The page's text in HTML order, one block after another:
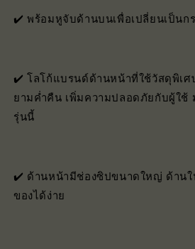
✔️ พร้อมหูจับด้านบนเพื่อเปลี่ยนเป็นก
✔️ โลโก้แบรนด์ด้านหน้าที่ใช้วัสดุพิเศ
ยามค่ำคืน เพิ่มความปลอดภัยกับผู้ใช้
รุ่นนี้
✔️ ด้านหน้ามีช่องซิปขนาดใหญ่ ด้านใ
ของได้ง่าย